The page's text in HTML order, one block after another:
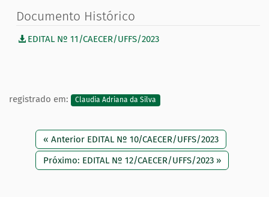
Documento Histórico
EDITAL Nº 11/CAECER/UFFS/2023
registrado em: Claudia Adriana da Silva
« Anterior EDITAL Nº 10/CAECER/UFFS/2023
Próximo: EDITAL Nº 12/CAECER/UFFS/2023 »